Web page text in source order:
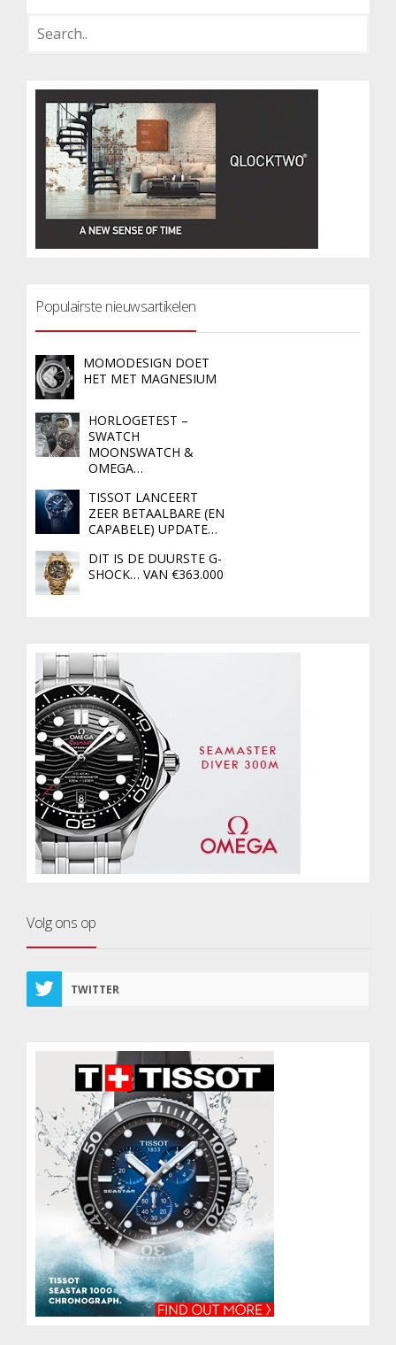
Populairste nieuwsartikelen
MOMODESIGN DOET
HET MET MAGNESIUM
HORLOGETEST –
SWATCH
MOONSWATCH &
OMEGA…
TISSOT LANCEERT
ZEER BETAALBARE (EN
CAPABELE) UPDATE…
DIT IS DE DUURSTE G-
SHOCK… VAN €363.000
Volg ons op
TWITTER